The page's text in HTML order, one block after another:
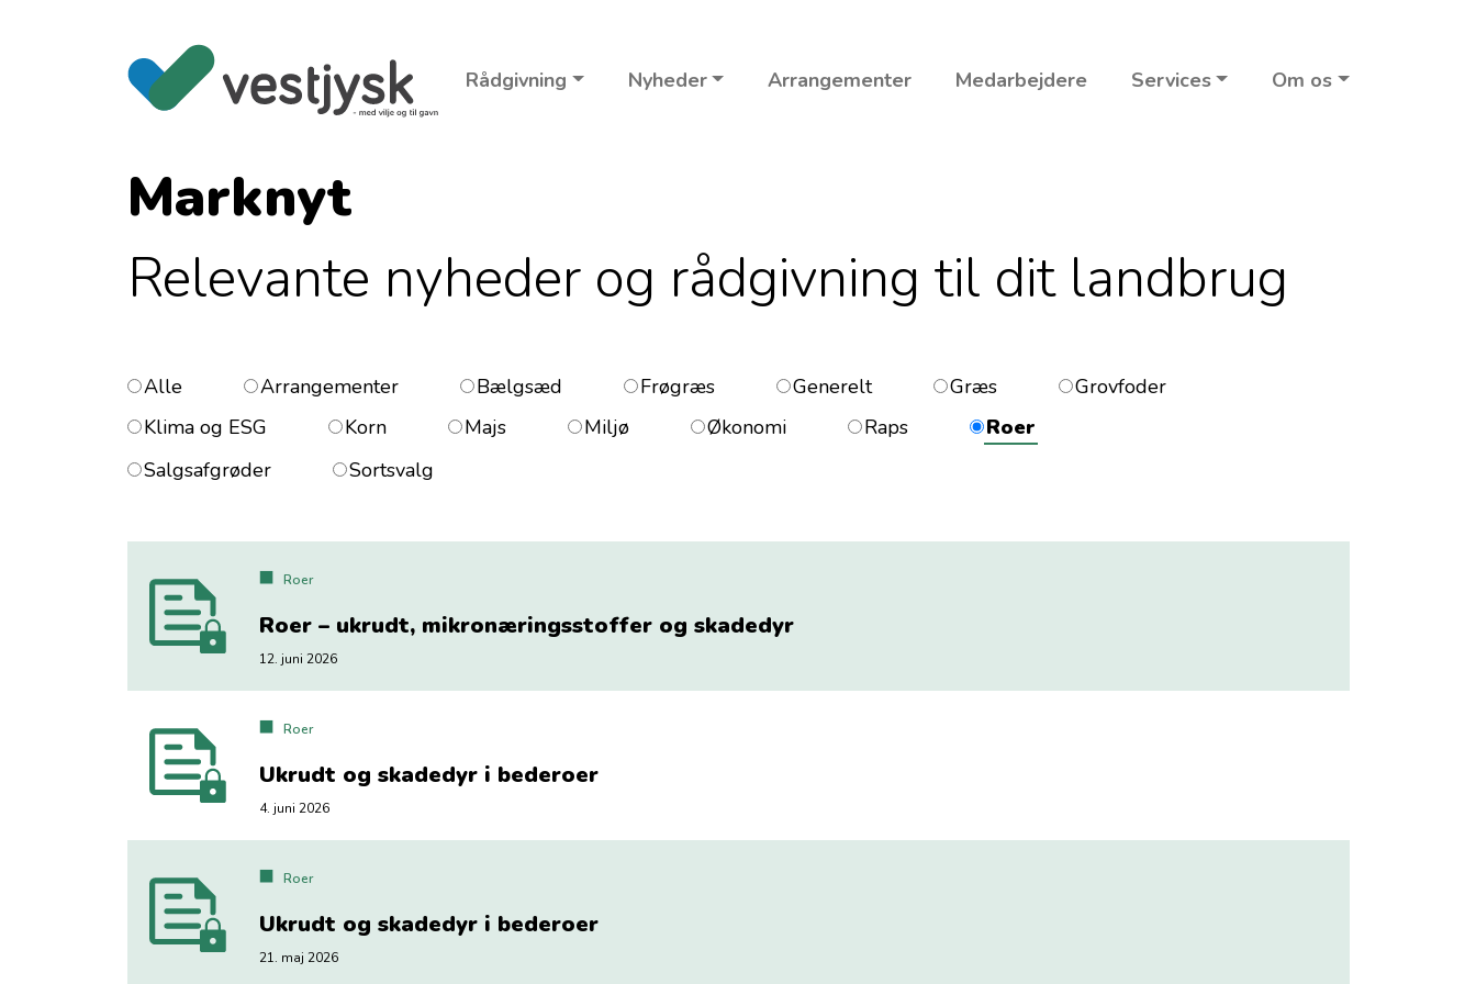
Rådgivning Nyheder Arrangementer Medarbejdere Services Om os
Marknyt
Relevante nyheder og rådgivning til dit landbrug
Alle Arrangementer Bælgsæd Frøgræs Generelt Græs
Grovfoder
Klima og ESG
Korn Majs Miljø Økonomi Raps
Roer
Salgsafgrøder
Sortsvalg
Roer
Roer – ukrudt, mikronæringsstoffer og skadedyr
12. juni 2026
Roer
Ukrudt og skadedyr i bederoer
4. juni 2026
Roer
Ukrudt og skadedyr i bederoer
21. maj 2026